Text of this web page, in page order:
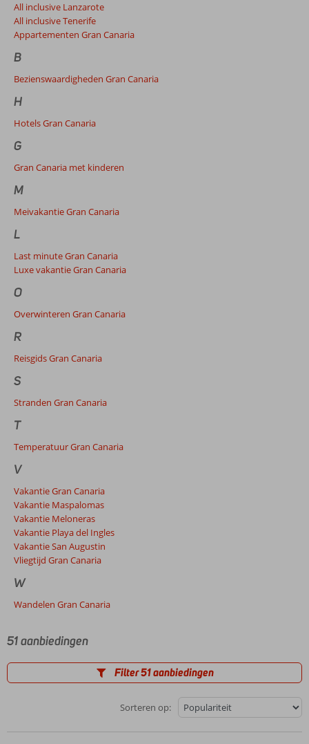
All inclusive Lanzarote
All inclusive Tenerife
Appartementen Gran Canaria
B
Bezienswaardigheden Gran Canaria
H
Hotels Gran Canaria
G
Gran Canaria met kinderen
M
Meivakantie Gran Canaria
L
Last minute Gran Canaria
Luxe vakantie Gran Canaria
O
Overwinteren Gran Canaria
R
Reisgids Gran Canaria
S
Stranden Gran Canaria
T
Temperatuur Gran Canaria
V
Vakantie Gran Canaria
Vakantie Maspalomas
Vakantie Meloneras
Vakantie Playa del Ingles
Vakantie San Augustin
Vliegtijd Gran Canaria
W
Wandelen Gran Canaria
51 aanbiedingen
Filter 51 aanbiedingen
Sorteren op: